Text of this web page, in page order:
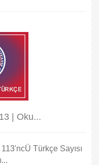
| Oku...
Türkçe Sayısı